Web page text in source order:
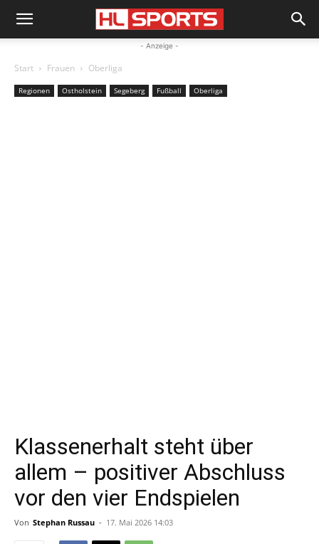
- Anzeige -
Start Frauen Oberliga
Regionen Ostholstein Segeberg Fußball Oberliga
Klassenerhalt steht über
allem – positiver Abschluss
vor den vier Endspielen
Von Stephan Russau - 17. Mai 2026 14:03